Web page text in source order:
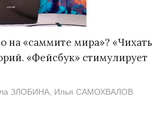
на «саммите мира»? «Чихать
«Фейсбук» стимулирует
ЗЛОБИНА, Илья САМОХВАЛОВ